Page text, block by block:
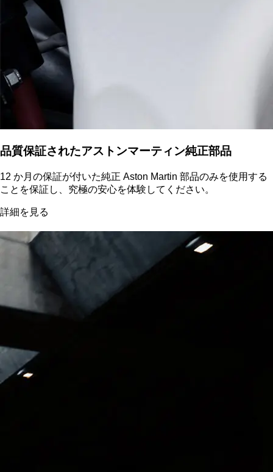
品質保証されたアストンマーティン純正部品
12 か月の保証が付いた純正 Aston Martin 部品のみを使用する
ことを保証し、究極の安心を体験してください。
詳細を見る